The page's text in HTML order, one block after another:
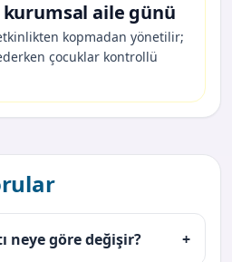
kurumsal aile günü
kopmadan yönetilir;
çocuklar kontrollü
neye göre değişir? +